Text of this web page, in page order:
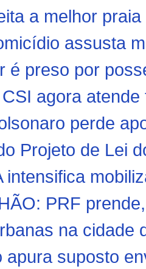
a melhor
assusta
é preso por
agora
perde
Projeto de Lei
intensifica
PRF
na cidade
apura suposto